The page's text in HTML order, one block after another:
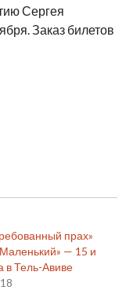
Сергея
Заказ билетов
прах»
— 15 и
в Тель-Авиве